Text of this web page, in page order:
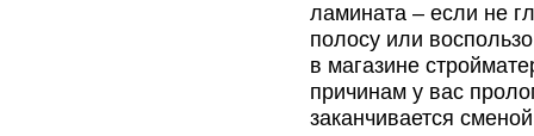
ламината – если не
полосу или
в магазине
причинам у вас
заканчивается